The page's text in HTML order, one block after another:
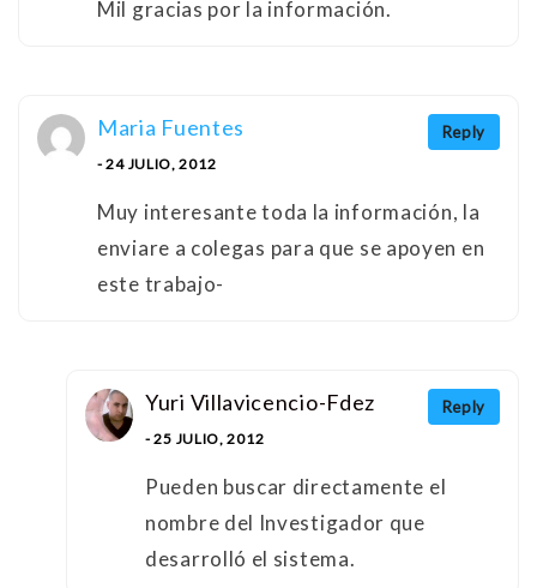
Mil gracias por la información.
Reply
Maria Fuentes
- 24 JULIO, 2012
Muy interesante toda la información, la
enviare a colegas para que se apoyen en
este trabajo-
Reply
Yuri Villavicencio-Fdez
- 25 JULIO, 2012
Pueden buscar directamente el
nombre del Investigador que
desarrolló el sistema.